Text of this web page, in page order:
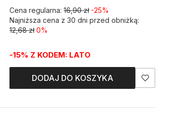
Cena regularna: 16,90 zł -25%
Najniższa cena z 30 dni przed obniżką:
12,68 zł 0%
-15% Z KODEM: LATO
DODAJ DO KOSZYKA